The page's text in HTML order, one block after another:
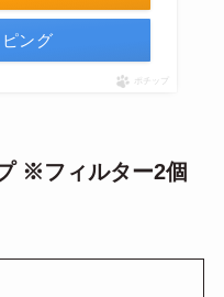
ング
ポチップ
※フィルター2個